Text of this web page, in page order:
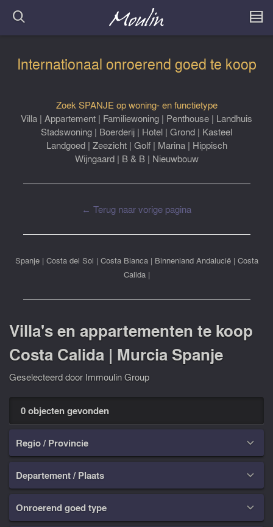
Internationaal onroerend goed te koop
Zoek SPANJE op woning- en functietype
Villa | Appartement | Familiewoning | Penthouse | Landhuis
Stadswoning | Boerderij | Hotel | Grond | Kasteel
Landgoed| Zeezicht| Golf| Marina| Hippisch
Wijngaard| B & B| Nieuwbouw
← Terug naar vorige pagina
Spanje| Costa del Sol | Costa Blanca| Binnenland Andalucië| Costa
Calida|
Villa's en appartementen te koop
Costa Calida | Murcia Spanje
Geselecteerd door Immoulin Group
0 objecten gevonden
Regio / Provincie 
Departement / Plaats 
Onroerend goed type 